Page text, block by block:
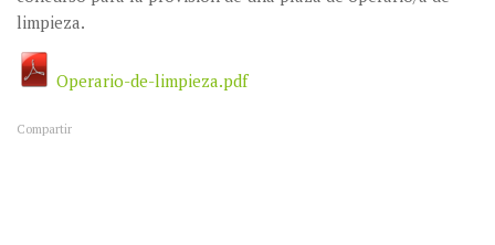
limpieza.
Operario-de-limpieza.pdf
Compartir